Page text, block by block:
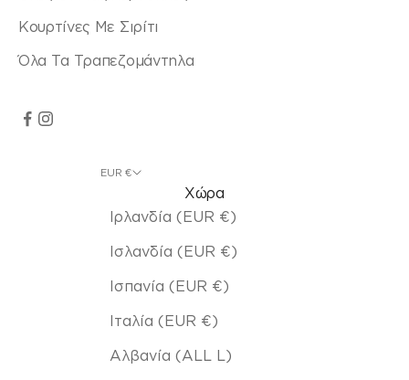
Κουρτίνες Με Σιρίτι
Όλα Τα Τραπεζομάντηλα
EUR €
Χώρα
Ιρλανδία (EUR €)
Ισλανδία (EUR €)
Ισπανία (EUR €)
Ιταλία (EUR €)
Αλβανία (ALL L)